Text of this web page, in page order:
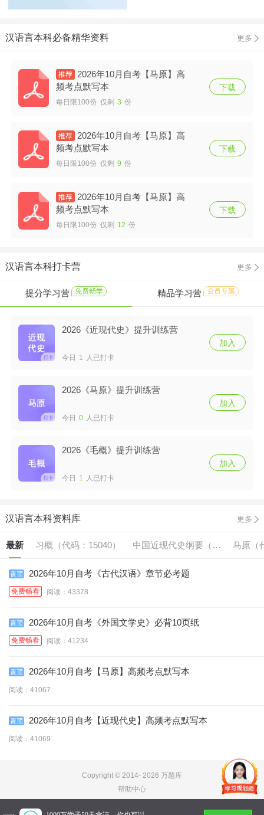
汉语言本科必备精华资料 更多
2026年10月自考【马原】高
频考点默写本
每日限100份 仅剩 3 份
下载
2026年10月自考【马原】高
频考点默写本
每日限100份 仅剩 9 份
下载
2026年10月自考【马原】高
频考点默写本
每日限100份 仅剩 12 份
下载
汉语言本科打卡营 更多
提分学习营 精品学习营
2026《近现代史》提升训练营
今日 1 人已打卡
加入
2026《马原》提升训练营
今日 0 人已打卡
加入
2026《毛概》提升训练营
今日 1 人已打卡
加入
汉语言本科资料库 更多
最新 习概（代码：15040） 中国近现代史纲要（代
码:15043）
马原（
2026年10月自考《古代汉语》章节必考题
免费畅看 阅读：43378
2026年10月自考《外国文学史》必背10页纸
免费畅看 阅读：41234
2026年10月自考【马原】高频考点默写本
阅读：41067
2026年10月自考【近现代史】高频考点默写本
阅读：41069
Copyright © 2014- 2026 万题库
帮助中心